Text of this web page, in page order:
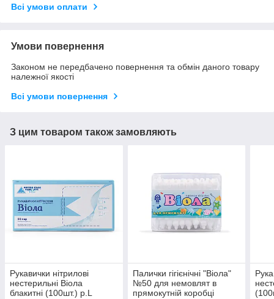
Всі умови оплати
Умови повернення
Законом не передбачено повернення та обмін даного товару
належної якості
Всі умови повернення
З цим товаром також замовляють
Рукавички нітрилові
нестерильні Віола
блакитні (100шт.) р.L
Палички гігієнічні "Віола"
№50 для немовлят в
прямокутній коробці